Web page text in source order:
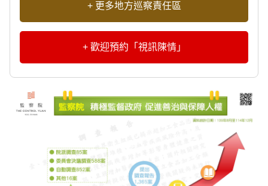
+ 更多地方巡察責任區
+ 歡迎預約「視訊陳情」